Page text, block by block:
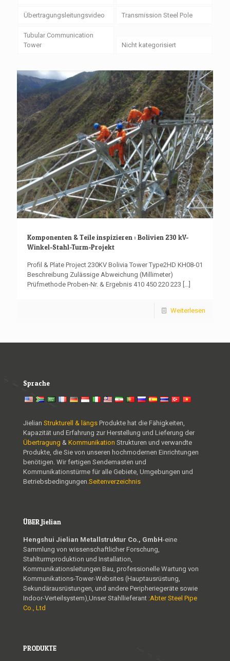
Übertragungsleitungsvideo Transmission Steel Pole
Tubular Communication
Tower
Nicht kategorisiert
Komponenten & Teile inspizieren : Bolivien 230 kV-
Winkel-Stahl-Turm-Projekt
Profil & Plate Project 230KV Bolivia Tower Type2HD KH08-01
Beschreibung Zulässige Abweichung (Millimeter)
Prüfmethode Proben-Nr. & Ergebnis 410 450 220 223 [...]
Weiterlesen
Sprache
Jielian Strukturell & längs Produkte hat die Fähigkeiten,
Kapazität und Erfahrung zur Herstellung und Lieferung der
Übertragung & Kommunikation Strukturen und verwandte
Produkte, die Sie von unseren hochmodernen Einrichtungen
benötigen. Wir fertigen Sendemasten und
Kommunikationstürme für alle Gebiete, Umgebungen und
Betriebsbedingungen. Seitenverzeichnis
ÜBER Jielian
Hengshui Jielian Metallstruktur Co., GmbH-eine
Sammlung von wissenschaftlicher Forschung,
Stahlturmproduktion und Installation,
Kommunikationsleitungen Bau, professionelle Wartung von
Kommunikations-Tower-Websites (Hauptausrüstung,
Sekundärausrüstungen, und andere Peripheriegeräte sowie
Indoor-Verteilsystem),Unser Stahllieferant :Abter Steel Pipe
Co., Ltd
PRODUKTE